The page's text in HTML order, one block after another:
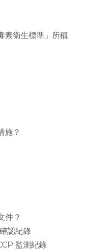
素衛生標準」所稱
施？
件？
認紀錄
監測紀錄